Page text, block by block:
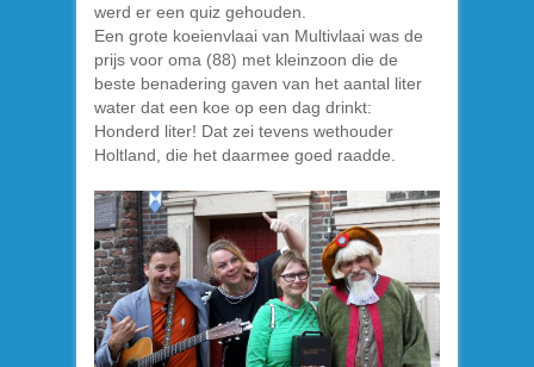
werd er een quiz gehouden.
Een grote koeienvlaai van Multivlaai was de
prijs voor oma (88) met kleinzoon die de
beste benadering gaven van het aantal liter
water dat een koe op een dag drinkt:
Honderd liter! Dat zei tevens wethouder
Holtland, die het daarmee goed raadde.